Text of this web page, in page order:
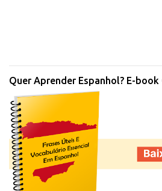
Quer Aprender Espanhol? E-